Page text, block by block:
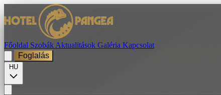
Főoldal Szobák Aktualitások Galéria Kapcsolat
Foglalás
HU